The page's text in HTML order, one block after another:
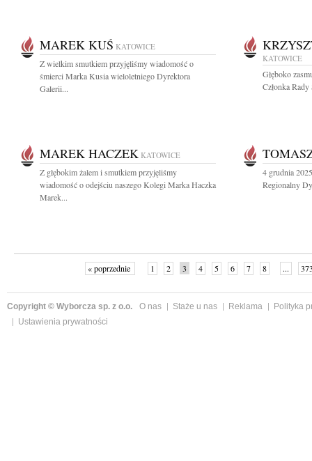
MAREK KUŚ KATOWICE
Z wielkim smutkiem przyjęliśmy wiadomość o
śmierci Marka Kusia wieloletniego Dyrektora
Galerii...
KATOWICE
Głęboko
Członka
MAREK HACZEK KATOWICE
Z głębokim żalem i smutkiem przyjęliśmy
wiadomość o odejściu naszego Kolegi Marka Haczka
Marek...
4 grudnia
Regionalny
« poprzednie 1 2 3 4 5 6 7 8 ...
Copyright © Wyborcza sp. z o.o. O nas Staże u nas Reklama
Polityka
Ustawienia prywatności